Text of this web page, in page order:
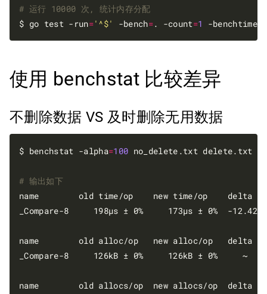
# 运行 10000 次, 统计内存分配
$ go test -run='^$' -bench=. -count=1 -benchtime=
使用 benchstat 比较差异
不删除数据 VS 及时删除无用数据
$ benchstat -alpha=100 no_delete.txt delete.txt
# 输出如下
name        old time/op    new time/op    delta
_Compare-8     198µs ± 0%     173µs ± 0%  -
name        old alloc/op   new alloc/op   delta
_Compare-8     126kB ± 0%     126kB ± 0%
name        old allocs/op  new allocs/op  delta